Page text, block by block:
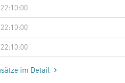
im Detail